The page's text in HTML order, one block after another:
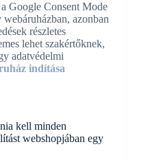
Google Consent Mode
azonban
részletes
lehet szakértőknek,
adatvédelmi
indítása
kell minden
webshopjában egy